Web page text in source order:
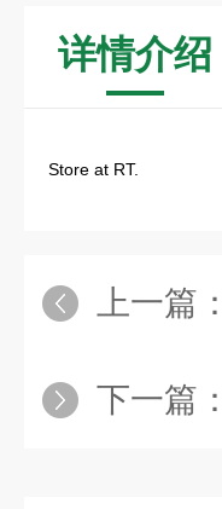
详情介绍
Store at RT.
上一篇：
下一篇：